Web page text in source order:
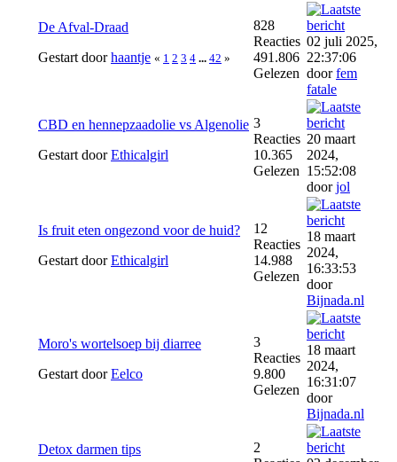
De Afval-Draad
Gestart doorhaantje « 1 2 3 4 ... 42 »
828
Reacties
491.806
Gelezen
02 juli 2025,
22:37:06
doorfem
fatale
CBD en hennepzaadolie vs Algenolie
Gestart doorEthicalgirl
3
Reacties
10.365
Gelezen
20 maart
2024,
15:52:08
doorjol
Is fruit eten ongezond voor de huid?
Gestart doorEthicalgirl
12
Reacties
14.988
Gelezen
18 maart
2024,
16:33:53
door
Bijnada.nl
Moro's wortelsoep bij diarree
Gestart doorEelco
3
Reacties
9.800
Gelezen
18 maart
2024,
16:31:07
door
Bijnada.nl
Detox darmen tips
2